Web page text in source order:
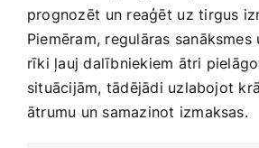
prognozēt⁤ un reaģēt⁣ uz⁣ tirgus
Piemēram, regulāras
rīki ļauj dalībniekiem ātri
situācijām, tādējādi ‌uzlabojot
ātrumu un ‍samazinot izmaksas.⁣